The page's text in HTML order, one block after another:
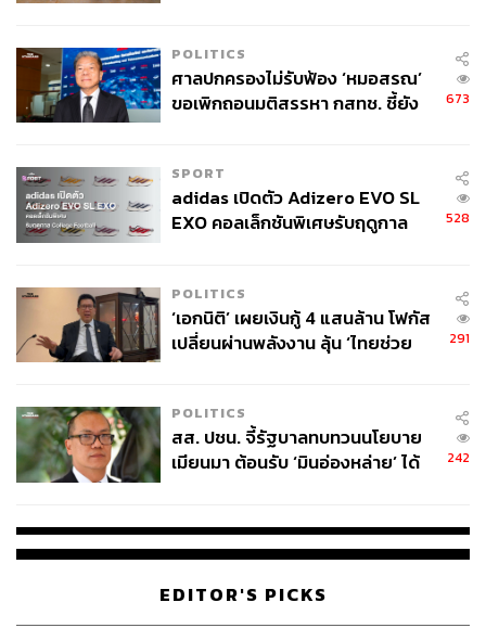
POLITICS
ศาลปกครองไม่รับฟ้อง ‘หมอสรณ’
ขอเพิกถอนมติสรรหา กสทช. ชี้ยัง
673
SPORT
adidas เปิดตัว Adizero EVO SL
EXO คอลเล็กชันพิเศษรับฤดูกาล
528
POLITICS
‘เอกนิติ’ เผยเงินกู้ 4 แสนล้าน โฟกัส
เปลี่ยนผ่านพลังงาน ลุ้น ‘ไทยช่วย
291
POLITICS
สส. ปชน. จี้รัฐบาลทบทวนนโยบาย
เมียนมา ต้อนรับ ‘มินอ่องหล่าย’ ได้
242
EDITOR'S PICKS